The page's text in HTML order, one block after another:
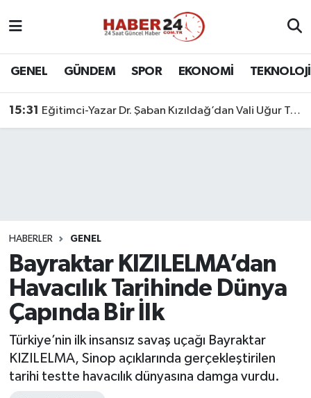
GENEL GÜNDEM SPOR EKONOMİ TEKNOLOJİ
15:31 Eğitimci-Yazar Dr. Şaban Kızıldağ’dan Vali Uğur Turan’a Ziyaret
HABERLER GENEL
Bayraktar KIZILELMA’dan
Havacılık Tarihinde Dünya
Çapında Bir İlk
Türkiye’nin ilk insansız savaş uçağı Bayraktar
KIZILELMA, Sinop açıklarında gerçekleştirilen
tarihi testte havacılık dünyasına damga vurdu.
Nöbetçi Eczaneler
Son Dakika Haberleri
Haber Arşivi